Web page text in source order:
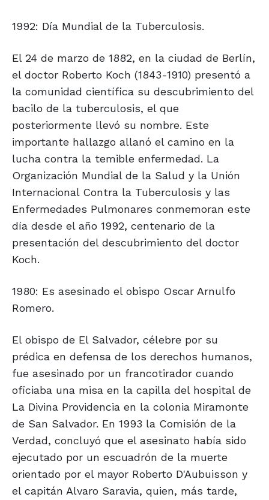
1992: Día Mundial de la Tuberculosis.
El 24 de marzo de 1882, en la ciudad de Berlín,
el doctor Roberto Koch (1843-1910) presentó a
la comunidad científica su descubrimiento del
bacilo de la tuberculosis, el que
posteriormente llevó su nombre. Este
importante hallazgo allanó el camino en la
lucha contra la temible enfermedad. La
Organización Mundial de la Salud y la Unión
Internacional Contra la Tuberculosis y las
Enfermedades Pulmonares conmemoran este
día desde el año 1992, centenario de la
presentación del descubrimiento del doctor
Koch.
1980: Es asesinado el obispo Oscar Arnulfo
Romero.
El obispo de El Salvador, célebre por su
prédica en defensa de los derechos humanos,
fue asesinado por un francotirador cuando
oficiaba una misa en la capilla del hospital de
La Divina Providencia en la colonia Miramonte
de San Salvador. En 1993 la Comisión de la
Verdad, concluyó que el asesinato había sido
ejecutado por un escuadrón de la muerte
orientado por el mayor Roberto D'Aubuisson y
el capitán Alvaro Saravia, quien, más tarde,